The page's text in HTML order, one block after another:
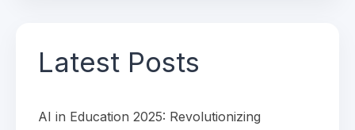
Latest Posts
AI in Education 2025: Revolutionizing